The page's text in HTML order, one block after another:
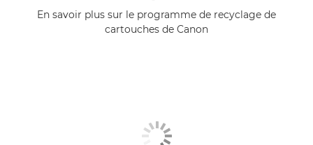
En savoir plus sur le programme de recyclage de
cartouches de Canon